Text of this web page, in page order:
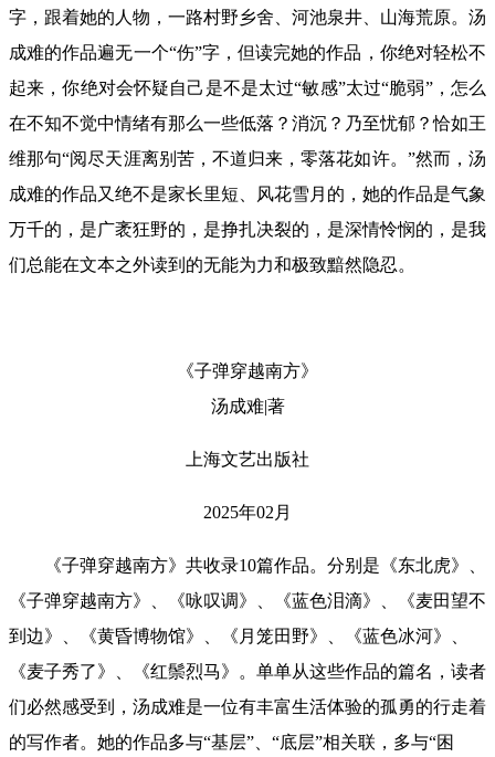
字，跟着她的人物，一路村野乡舍、河池泉井、山海荒原。汤
成难的作品遍无一个“伤”字，但读完她的作品，你绝对轻松不
起来，你绝对会怀疑自己是不是太过“敏感”太过“脆弱”，怎么
在不知不觉中情绪有那么一些低落？消沉？乃至忧郁？恰如王
维那句“阅尽天涯离别苦，不道归来，零落花如许。”然而，汤
成难的作品又绝不是家长里短、风花雪月的，她的作品是气象
万千的，是广袤狂野的，是挣扎决裂的，是深情怜悯的，是我
们总能在文本之外读到的无能为力和极致黯然隐忍。
《子弹穿越南方》
汤成难|著
上海文艺出版社
2025年02月
《子弹穿越南方》共收录10篇作品。分别是《东北虎》、
《子弹穿越南方》、《咏叹调》、《蓝色泪滴》、《麦田望不
到边》、《黄昏博物馆》、《月笼田野》、《蓝色冰河》、
《麦子秀了》、《红鬃烈马》。单单从这些作品的篇名，读者
们必然感受到，汤成难是一位有丰富生活体验的孤勇的行走着
的写作者。她的作品多与“基层”、“底层”相关联，多与“困